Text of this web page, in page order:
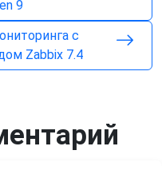
9
с
Zabbix 7.4